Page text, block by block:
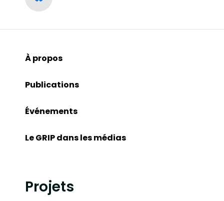
À propos
Publications
Événements
Le GRIP dans les médias
Projets